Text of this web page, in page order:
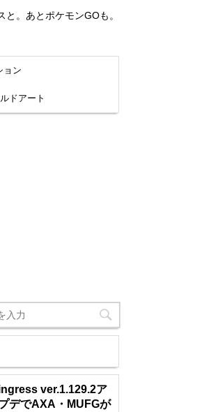
。あとポケモンGOも。
ョン
ドアート
ver.1.129.2ア
デでAXA・MUFGが